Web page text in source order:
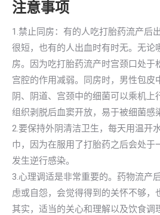
注意事项
1.禁止同房：有的人吃打胎药流产后
很短，也有的人出血时有时无。无论
房。因为吃打胎药流产时宫颈口处于
宫腔的作用减弱。同房时，男性包皮
阴、阴道、宫颈中的细菌可以乘机上
组织剥脱后血窦开放，易于被细菌感
2.要保持外阴清洁卫生，每天用温开
巾，因为在服用了打胎药之后会处于
发生逆行感染。
3.心理调适是非常重要的。药物流产
虑或自怨，会觉得得到的关怀不够，
其实，适当的关心和理解以及饮食调